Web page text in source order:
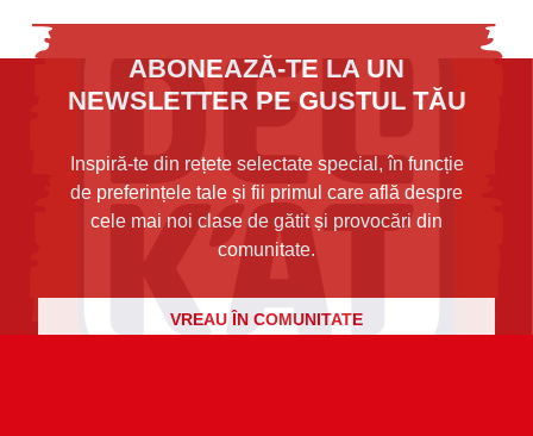
ABONEAZĂ-TE LA UN
NEWSLETTER PE GUSTUL TĂU
Inspiră-te din rețete selectate special, în funcție
de preferințele tale și fii primul care află despre
cele mai noi clase de gătit și provocări din
comunitate.
VREAU ÎN COMUNITATE